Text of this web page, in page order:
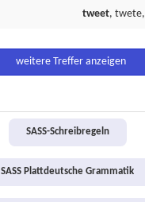
tweet, twete,
weitere Treffer anzeigen
SASS-Schreibregeln
SASS Plattdeutsche Grammatik